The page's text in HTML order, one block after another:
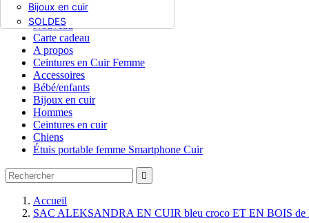
  En stock
Bijoux en cuir
SOLDES
Nouveau
Carte cadeau
A propos
Ceintures en Cuir Femme
Accessoires
Bébé/enfants
Bijoux en cuir
Hommes
Ceintures en cuir
Chiens
Étuis portable femme Smartphone Cuir

Accueil
SAC ALEKSANDRA EN CUIR bleu croco ET EN BOIS de